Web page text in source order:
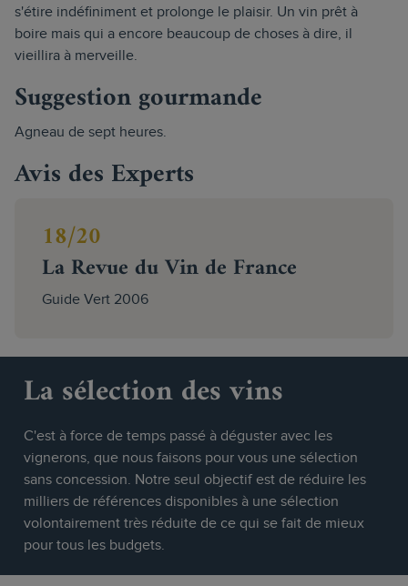
s'étire indéfiniment et prolonge le plaisir. Un vin prêt à
boire mais qui a encore beaucoup de choses à dire, il
vieillira à merveille.
Suggestion gourmande
Agneau de sept heures.
Avis des Experts
18/20
La Revue du Vin de France
Guide Vert 2006
La sélection des vins
C'est à force de temps passé à déguster avec les
vignerons, que nous faisons pour vous une sélection
sans concession. Notre seul objectif est de réduire les
milliers de références disponibles à une sélection
volontairement très réduite de ce qui se fait de mieux
pour tous les budgets.